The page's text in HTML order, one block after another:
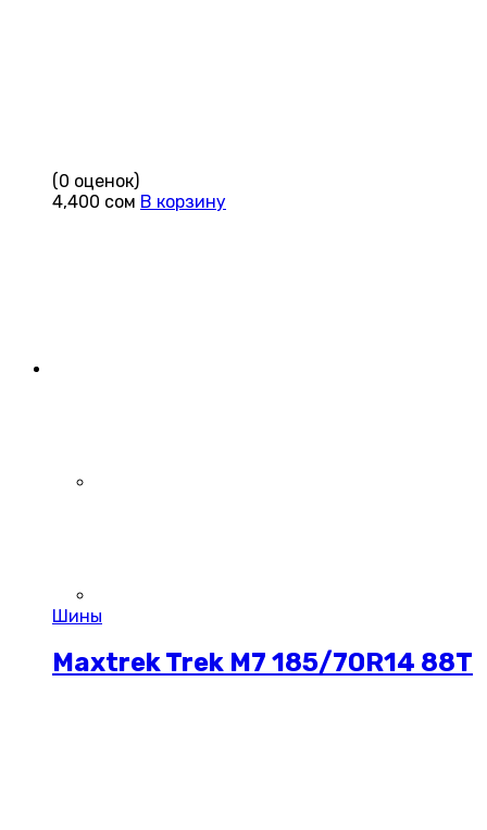
(0 оценок)
4,400 сом В корзину
Шины
Maxtrek Trek M7 185/70R14 88T